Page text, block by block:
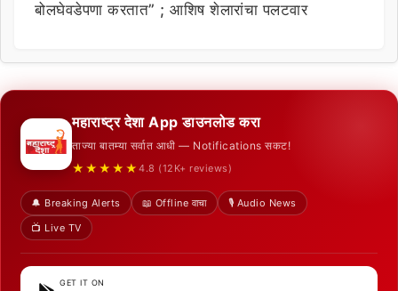
बोलघेवडेपणा करतात” ; आशिष शेलारांचा पलटवार
महाराष्ट्र देशा App डाउनलोड करा
ताज्या बातम्या सर्वात आधी — Notifications सकट!
★★★★★ 4.8 (12K+ reviews)
🔔 Breaking Alerts 📖 Offline वाचा
🎙️ Audio News
📺 Live TV
GET IT ON